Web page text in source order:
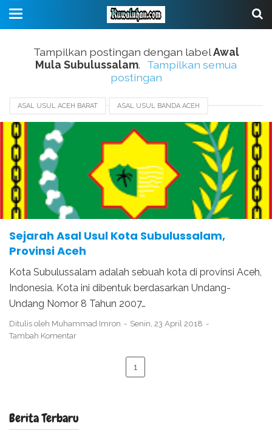
Tampilkan postingan dengan labelAwal
Mula Subulussalam.
Tampilkan semua
postingan
ASAL USUL ACEH BARAT ASAL USUL BANDA ACEH
ASAL USUL KOTA LANGSA ASAL USUL KOTA SABANG
ASAL USUL SUBULUSSALAM AWAL MULA SUBULUSSALAM
BERDIRINYA KOTA SUBULUSSALAM
SEJARAH KOTA SUBULUSSALAM
Sejarah Asal Usul Kota Subulussalam,
Provinsi Aceh
Kota Subulussalam adalah sebuah kota di provinsi Aceh,
Indonesia. Kota ini dibentuk berdasarkan Undang-
Undang Nomor 8 Tahun 2007…
Ditulis oleh Muhammad Imron
Senin, 23 April 2018
Tambah Komentar
1
Berita Terbaru